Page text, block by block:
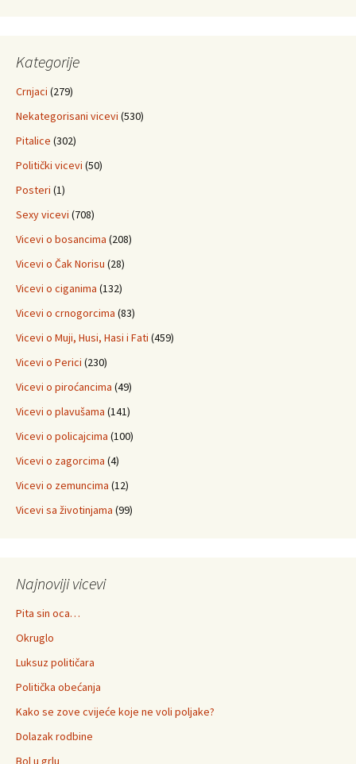
Kategorije
Crnjaci (279)
Nekategorisani vicevi (530)
Pitalice (302)
Politički vicevi (50)
Posteri (1)
Sexy vicevi (708)
Vicevi o bosancima (208)
Vicevi o Čak Norisu (28)
Vicevi o ciganima (132)
Vicevi o crnogorcima (83)
Vicevi o Muji, Husi, Hasi i Fati (459)
Vicevi o Perici (230)
Vicevi o piroćancima (49)
Vicevi o plavušama (141)
Vicevi o policajcima (100)
Vicevi o zagorcima (4)
Vicevi o zemuncima (12)
Vicevi sa životinjama (99)
Najnoviji vicevi
Pita sin oca…
Okruglo
Luksuz političara
Politička obećanja
Kako se zove cvijeće koje ne voli poljake?
Dolazak rodbine
Bol u grlu